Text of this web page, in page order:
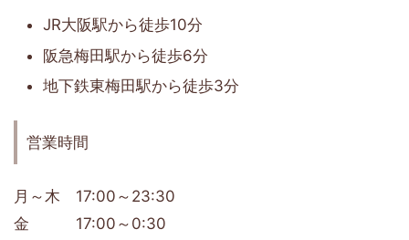
JR大阪駅から徒歩10分
阪急梅田駅から徒歩6分
地下鉄東梅田駅から徒歩3分
営業時間
月～木 17:00～23:30
金 17:00～0:30